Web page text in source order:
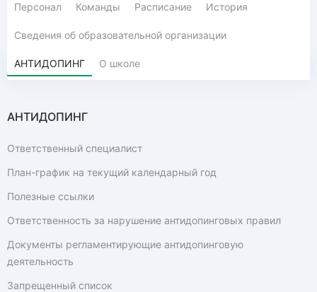
Персонал Команды Расписание История
Сведения об образовательной организации
АНТИДОПИНГ О школе
АНТИДОПИНГ
Ответственный специалист
План-график на текущий календарный год
Полезные ссылки
Ответственность за нарушение антидопинговых правил
Документы регламентирующие антидопинговую
деятельность
Запрещенный список